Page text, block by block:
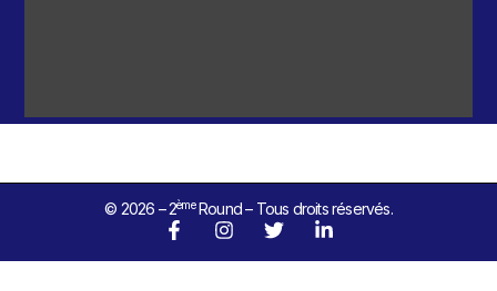
© 2026 – 2èmeRound – Tous droits réservés.